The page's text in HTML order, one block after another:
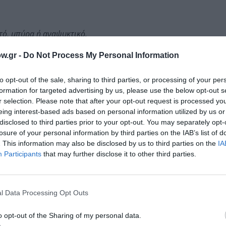
- Do Not Process My Personal Information
opt-out of the sale, sharing to third parties, or processing of your
for targeted advertising by us, please use the below opt-out
selection. Please note that after your opt-out request is processed
interest-based ads based on personal information utilized by us
to third parties prior to your opt-out. You may separately
of your personal information by third parties on the IAB’s list of
This information may also be disclosed by us to third parties on the
Participants that may further disclose it to other third parties.
Data Processing Opt Outs
opt-out of the Sharing of my personal data.
μπύρα ή αναψυκτικό.
Τέχνης και Λόγου Νίκη Παπαθεοχάρη παρουσιάζει
μουσικής διαδρομής που σηματοδοτεί τη συνέχεια
δημιουργικό υλικό και αγαπημένες στιγμές της
και ο Γιώργος Παντελιάς, μαζί με τους
LP “ANAλOG +25”, καθώς και σε επιλεγμένα
διάθεση επικοινωνίας με το κοινό, το σχήμα
εκπλήξεις που συνοδεύουν κάθε τους ζωντανή